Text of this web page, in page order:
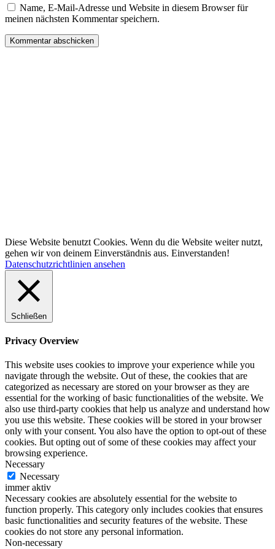
Name, E-Mail-Adresse und Website in diesem Browser für
meinen nächsten Kommentar speichern.
Diese Website benutzt Cookies. Wenn du die Website weiter nutzt,
gehen wir von deinem Einverständnis aus. Einverstanden!
Datenschutzrichtlinien ansehen
Schließen
Privacy Overview
This website uses cookies to improve your experience while you
navigate through the website. Out of these, the cookies that are
categorized as necessary are stored on your browser as they are
essential for the working of basic functionalities of the website. We
also use third-party cookies that help us analyze and understand how
you use this website. These cookies will be stored in your browser
only with your consent. You also have the option to opt-out of these
cookies. But opting out of some of these cookies may affect your
browsing experience.
Necessary
Necessary
immer aktiv
Necessary cookies are absolutely essential for the website to
function properly. This category only includes cookies that ensures
basic functionalities and security features of the website. These
cookies do not store any personal information.
Non-necessary